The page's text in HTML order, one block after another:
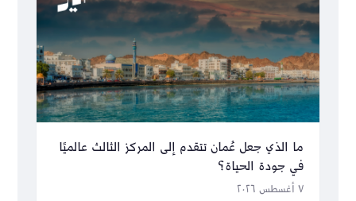
ما الذي جعل عُمان تتقدم إلى المركز الثالث عالميًا
في جودة الحياة؟
٧ أغسطس ٢٠٢٦